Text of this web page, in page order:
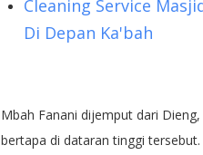
Cleaning Service
Di Depan Ka'bah
Mbah Fanani dijemput dari
bertapa di dataran tinggi